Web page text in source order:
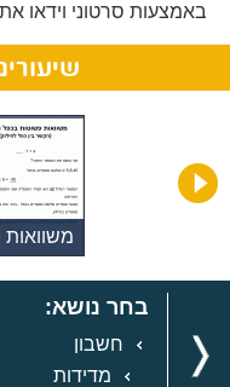
באמצעות סרטוני וידאו
משוואות
בחר נושא:
חשבון
מדידות